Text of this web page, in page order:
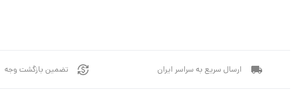
ارسال سریع به سراسر ایران تضمین بازگشت وجه